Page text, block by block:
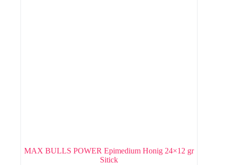
MAX BULLS POWER Epimedium Honig 24×12 gr
Sitick